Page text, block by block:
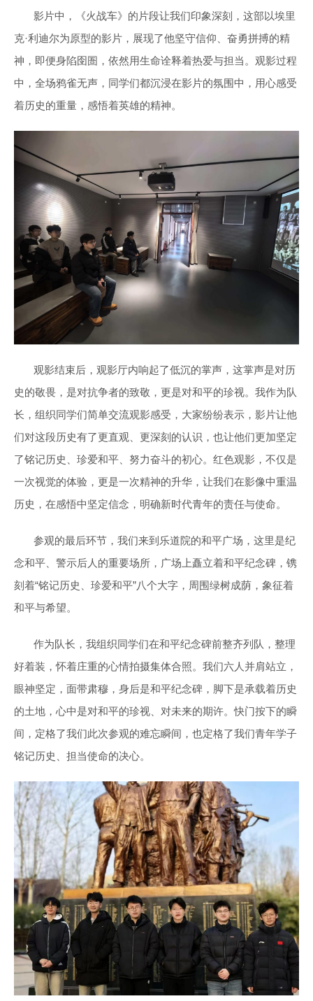
影片中，《火战车》的片段让我们印象深刻，这部以埃里
克·利迪尔为原型的影片，展现了他坚守信仰、奋勇拼搏的精
神，即便身陷囹圄，依然用生命诠释着热爱与担当。观影过程
中，全场鸦雀无声，同学们都沉浸在影片的氛围中，用心感受
着历史的重量，感悟着英雄的精神。
观影结束后，观影厅内响起了低沉的掌声，这掌声是对历
史的敬畏，是对抗争者的致敬，更是对和平的珍视。我作为队
长，组织同学们简单交流观影感受，大家纷纷表示，影片让他
们对这段历史有了更直观、更深刻的认识，也让他们更加坚定
了铭记历史、珍爱和平、努力奋斗的初心。红色观影，不仅是
一次视觉的体验，更是一次精神的升华，让我们在影像中重温
历史，在感悟中坚定信念，明确新时代青年的责任与使命。
参观的最后环节，我们来到乐道院的和平广场，这里是纪
念和平、警示后人的重要场所，广场上矗立着和平纪念碑，镌
刻着“铭记历史、珍爱和平”八个大字，周围绿树成荫，象征着
和平与希望。
作为队长，我组织同学们在和平纪念碑前整齐列队，整理
好着装，怀着庄重的心情拍摄集体合照。我们六人并肩站立，
眼神坚定，面带肃穆，身后是和平纪念碑，脚下是承载着历史
的土地，心中是对和平的珍视、对未来的期许。快门按下的瞬
间，定格了我们此次参观的难忘瞬间，也定格了我们青年学子
铭记历史、担当使命的决心。